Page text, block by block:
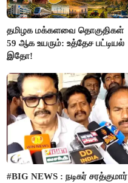
தமிழக மக்களவை தொகுதிகள்
59 ஆக உயரும்: உத்தேச பட்டியல்
இதோ!
#BIG NEWS : நடிகர் சரத்குமார்